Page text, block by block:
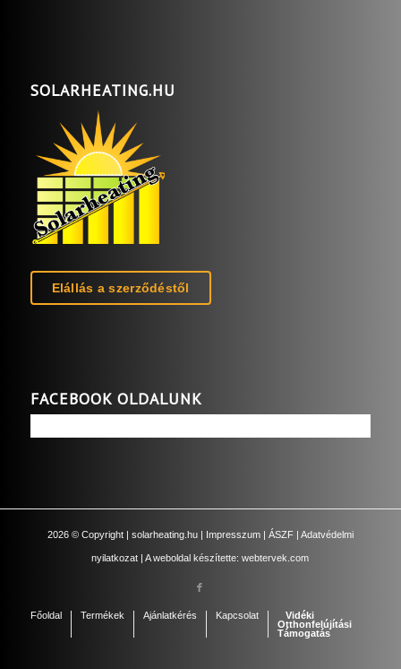
SOLARHEATING.HU
Elállás a szerződéstől
FACEBOOK OLDALUNK
2026© Copyright | solarheating.hu| Impresszum| ÁSZF| Adatvédelmi
nyilatkozat | A weboldal készítette:webtervek.com
Főoldal Termékek Ajánlatkérés Kapcsolat
Vidéki
Otthonfelújítási
Támogatás